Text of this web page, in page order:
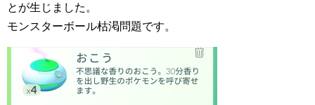
とが生じました。
モンスターボール枯渇問題です。